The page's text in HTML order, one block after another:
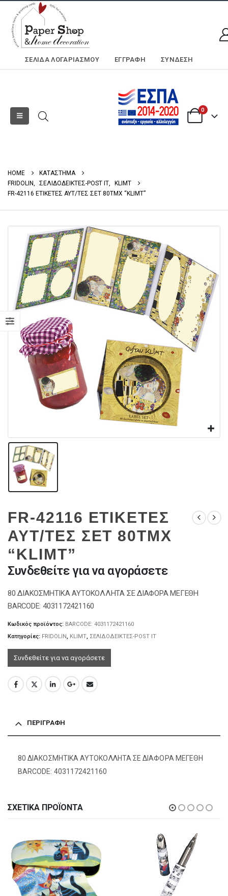
ΣΕΛΊΔΑ ΛΟΓΑΡΙΑΣΜΟΎ ΕΓΓΡΑΦΗ ΣΎΝΔΕΣΗ
0
HOME
ΚΑΤΑΣΤΗΜΑ
FRIDOLIN
ΣΕΛΙΔΟΔΕΙΚΤΕΣ-POST IT
KLIMT
FR-42116 ΕΤΙΚΕΤΕΣ ΑΥΤ/ΤΕΣ ΣΕΤ 80ΤΜΧ “KLIMT”
FR-42116 ΕΤΙΚΕΤΕΣ
ΑΥΤ/ΤΕΣ ΣΕΤ 80ΤΜΧ
“KLIMT”
Συνδεθείτε για να αγοράσετε
80 ΔΙΑΚΟΣΜΗΤΙΚΑ ΑΥΤΟΚΟΛΛΗΤΑ ΣΕ ΔΙΑΦΟΡΑ ΜΕΓΕΘΗ
BARCODE: 4031172421160
Κωδικός προϊόντος: BARCODE: 4031172421160
Κατηγορίες: FRIDOLIN, KLIMT, ΣΕΛΙΔΟΔΕΙΚΤΕΣ-POST IT
Συνδεθείτε για να αγοράσετε
ΠΕΡΙΓΡΑΦΉ
80 ΔΙΑΚΟΣΜΗΤΙΚΑ ΑΥΤΟΚΟΛΛΗΤΑ ΣΕ ΔΙΑΦΟΡΑ ΜΕΓΕΘΗ
BARCODE: 4031172421160
ΣΧΕΤΙΚΆ ΠΡΟΪΌΝΤΑ